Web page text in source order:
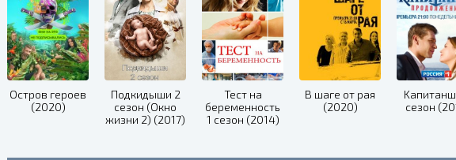
Остров героев
(2020)
Подкидыши 2
сезон (Окно
жизни 2) (2017)
Тест на
беременность
1 сезон (2014)
В шаге от рая
(2020)
ceзoн